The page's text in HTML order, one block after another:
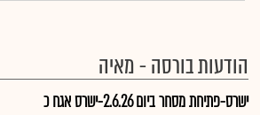
הודעות בורסה - מאיה
ישרס-פתיחת מסחר ביום 2.6.26-ישרס אגח כ